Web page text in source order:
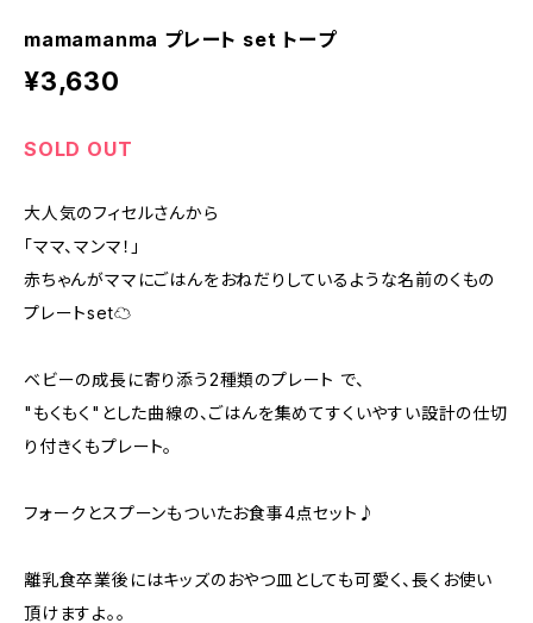
mamamanma プレート set トープ
¥3,630
SOLD OUT
大人気のフィセルさんから
「ママ、マンマ！」
赤ちゃんがママにごはんをおねだりしているような名前のくもの
プレートset☁︎
ベビーの成長に寄り添う2種類のプレート で、
"もくもく"とした曲線の、ごはんを集めてすくいやすい設計の仕切
り付きくもプレート。
フォークとスプーンもついたお食事4点セット♪
離乳食卒業後にはキッズのおやつ皿としても可愛く、長くお使い
頂けますよ。。